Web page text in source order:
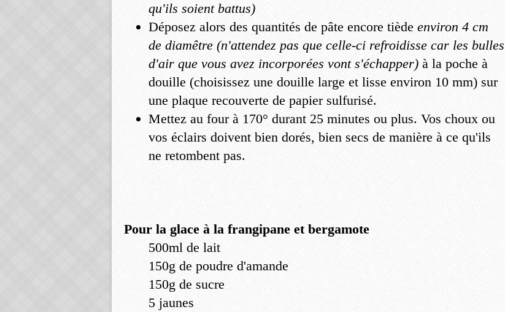
qu'ils soient battus)
Déposez alors des quantités de pâte encore tiède environ 4 cm
de diamêtre (n'attendez pas que celle-ci refroidisse car les bulles
d'air que vous avez incorporées vont s'échapper) à la poche à
douille (choisissez une douille large et lisse environ 10 mm) sur
une plaque recouverte de papier sulfurisé.
Mettez au four à 170° durant 25 minutes ou plus. Vos choux ou
vos éclairs doivent bien dorés, bien secs de manière à ce qu'ils
ne retombent pas.
Pour la glace à la frangipane et bergamote
500ml de lait
150g de poudre d'amande
150g de sucre
5 jaunes